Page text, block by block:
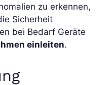
zu erkennen,
Sicherheit
bei Bedarf Geräte
einleiten.